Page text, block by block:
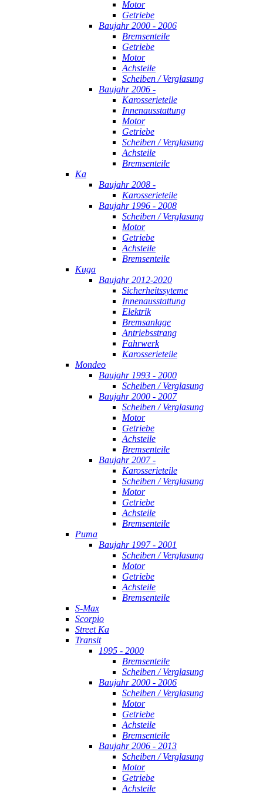
Motor
Getriebe
Baujahr 2000 - 2006
Bremsenteile
Getriebe
Motor
Achsteile
Scheiben / Verglasung
Baujahr 2006 -
Karosserieteile
Innenausstattung
Motor
Getriebe
Scheiben / Verglasung
Achsteile
Bremsenteile
Ka
Baujahr 2008 -
Karosserieteile
Baujahr 1996 - 2008
Scheiben / Verglasung
Motor
Getriebe
Achsteile
Bremsenteile
Kuga
Baujahr 2012-2020
Sicherheitssyteme
Innenausstattung
Elektrik
Bremsanlage
Antriebsstrang
Fahrwerk
Karosserieteile
Mondeo
Baujahr 1993 - 2000
Scheiben / Verglasung
Baujahr 2000 - 2007
Scheiben / Verglasung
Motor
Getriebe
Achsteile
Bremsenteile
Baujahr 2007 -
Karosserieteile
Scheiben / Verglasung
Motor
Getriebe
Achsteile
Bremsenteile
Puma
Baujahr 1997 - 2001
Scheiben / Verglasung
Motor
Getriebe
Achsteile
Bremsenteile
S-Max
Scorpio
Street Ka
Transit
1995 - 2000
Bremsenteile
Scheiben / Verglasung
Baujahr 2000 - 2006
Scheiben / Verglasung
Motor
Getriebe
Achsteile
Bremsenteile
Baujahr 2006 - 2013
Scheiben / Verglasung
Motor
Getriebe
Achsteile